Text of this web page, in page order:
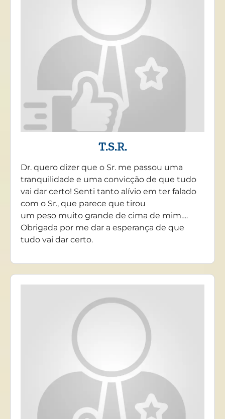
T.S.R.
Dr. quero dizer que o Sr. me passou uma
tranquilidade e uma convicção de que tudo
vai dar certo! Senti tanto alívio em ter falado
com o Sr., que parece que tirou
um peso muito grande de cima de mim….
Obrigada por me dar a esperança de que
tudo vai dar certo.